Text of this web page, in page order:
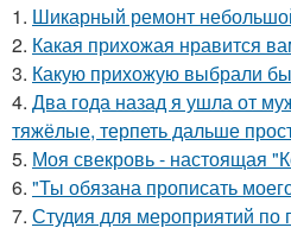
1. Шикарный ремонт
2. Какая прихожая нравится
3. Какую прихожую выбрали
4. Два года назад я ушла от
тяжёлые, терпеть дальше
5. Моя свекровь - настоящая
6. "Ты обязана прописать
7. Студия для мероприятий по